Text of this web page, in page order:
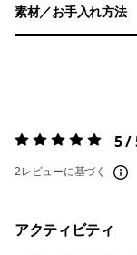
素材／お手入れ方法
評価:5 / 5 5 /
2レビューに基づく
アクティビティ